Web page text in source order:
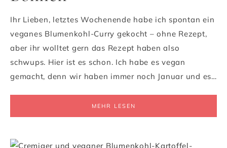
Ihr Lieben, letztes Wochenende habe ich spontan ein
veganes Blumenkohl-Curry gekocht – ohne Rezept,
aber ihr wolltet gern das Rezept haben also
schwups. Hier ist es schon. Ich habe es vegan
gemacht, denn wir haben immer noch Januar und es…
MEHR LESEN